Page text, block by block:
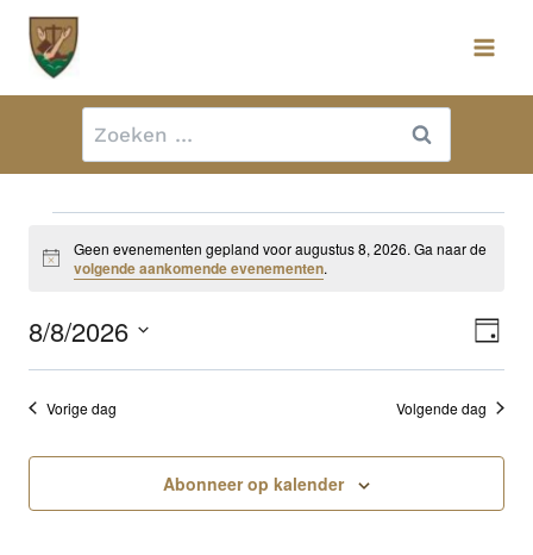
Doorgaan
naar
Zoeken
naar:
Evenementen
in
augustus
8,
Bericht
Geen evenementen gepland voor augustus 8, 2026. Ga naar de
volgende aankomende evenementen.
Dag
8/8/2026
Selecteer
eenVorige dag Volgende dag
Abonneer op kalender